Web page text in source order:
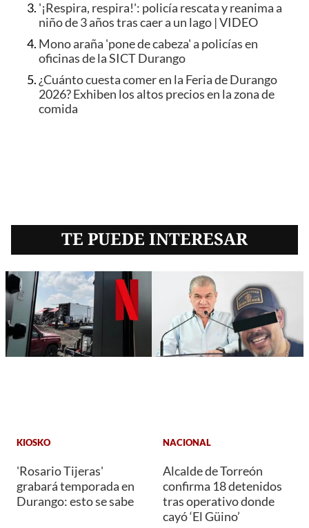
'¡Respira, respira!': policía rescata y reanima a
niño de 3 años tras caer a un lago | VIDEO
Mono araña 'pone de cabeza' a policías en
oficinas de la SICT Durango
¿Cuánto cuesta comer en la Feria de Durango
2026? Exhiben los altos precios en la zona de
comida
TE PUEDE INTERESAR
KIOSKO
'Rosario Tijeras'
grabará temporada en
Durango: esto se sabe
NACIONAL
Alcalde de Torreón
confirma 18 detenidos
tras operativo donde
cayó ‘El Güino’